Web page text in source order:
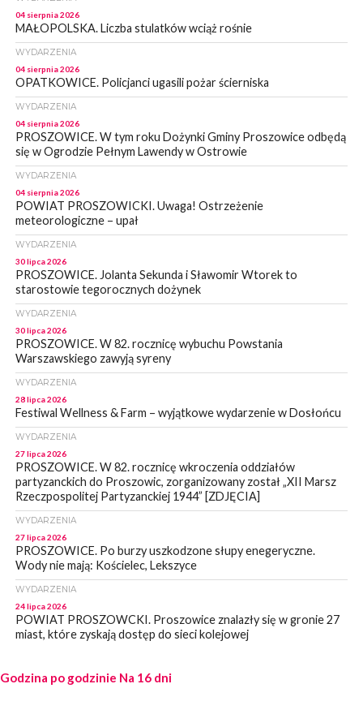
04 sierpnia 2026
MAŁOPOLSKA. Liczba stulatków wciąż rośnie
WYDARZENIA
04 sierpnia 2026
OPATKOWICE. Policjanci ugasili pożar ścierniska
WYDARZENIA
04 sierpnia 2026
PROSZOWICE. W tym roku Dożynki Gminy Proszowice odbędą
się w Ogrodzie Pełnym Lawendy w Ostrowie
WYDARZENIA
04 sierpnia 2026
POWIAT PROSZOWICKI. Uwaga! Ostrzeżenie
meteorologiczne – upał
WYDARZENIA
30 lipca 2026
PROSZOWICE. Jolanta Sekunda i Sławomir Wtorek to
starostowie tegorocznych dożynek
WYDARZENIA
30 lipca 2026
PROSZOWICE. W 82. rocznicę wybuchu Powstania
Warszawskiego zawyją syreny
WYDARZENIA
28 lipca 2026
Festiwal Wellness & Farm – wyjątkowe wydarzenie w Dosłońcu
WYDARZENIA
27 lipca 2026
PROSZOWICE. W 82. rocznicę wkroczenia oddziałów
partyzanckich do Proszowic, zorganizowany został „XII Marsz
Rzeczpospolitej Partyzanckiej 1944” [ZDJĘCIA]
WYDARZENIA
27 lipca 2026
PROSZOWICE. Po burzy uszkodzone słupy enegeryczne.
Wody nie mają: Kościelec, Lekszyce
WYDARZENIA
24 lipca 2026
POWIAT PROSZOWCKI. Proszowice znalazły się w gronie 27
miast, które zyskają dostęp do sieci kolejowej
23 lipca 2026
POWIAT PROSZOWICE. Obchody Święta Policji w
Godzina po godzinie Na 16 dni